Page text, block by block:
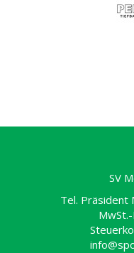
SV
Tel. Präsident